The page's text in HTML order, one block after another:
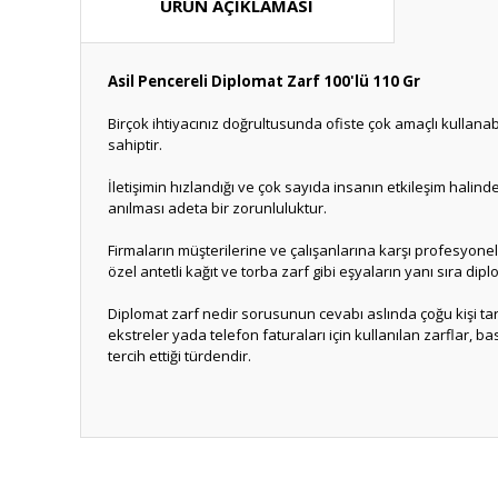
ÜRÜN AÇIKLAMASI
Asil Pencereli Diplomat Zarf 100'lü 110 Gr
Birçok ihtiyacınız doğrultusunda ofiste çok amaçlı
sahiptir.
İletişimin hızlandığı ve çok sayıda insanın etkileşim
anılması adeta bir zorunluluktur.
Firmaların müşterilerine ve çalışanlarına karşı
özel antetli kağıt ve torba zarf gibi eşyaların yanı sıra
Diplomat zarf nedir sorusunun cevabı aslında çoğu kişi
ekstreler yada telefon faturaları için kullanılan zarflar,
tercih ettiği türdendir.